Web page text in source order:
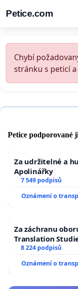
Petice.com
Chybí
stránku s peticí
Petice podporované
Za udržitelné a
Apolinářky
7 549 podpisů
Oznámení o
Za záchranu
Translation
University
8 224 podpisů
Oznámení o